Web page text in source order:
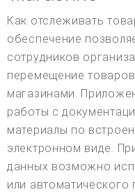
Как отслеживать
обеспечение
сотрудников
перемещение
магазинами.
работы с
материалы по
электронном виде.
данных возможно
или